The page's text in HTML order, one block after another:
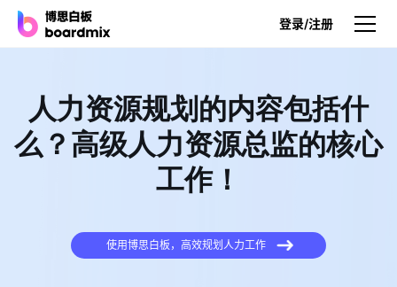
登录/注册
产品
博思白板
无限画布，AI加持，实时协作
在您的网站或应用集成白板
人力资源规划的内容包括什
么？高级人力资源总监的核心
工作！
使用博思白板，高效规划人力工作